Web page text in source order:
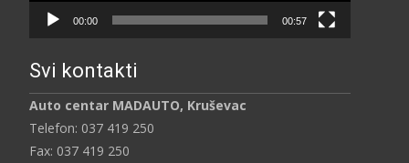
00:00 00:57
Svi kontakti
Auto centar MADAUTO, Kruševac
Telefon: 037 419 250
Fax: 037 419 250